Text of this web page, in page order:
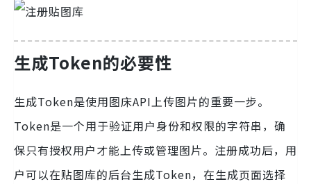
生成Token的必要性
生成Token是使用图床API上传图片的重要一步。
Token是一个用于验证用户身份和权限的字符串，确
保只有授权用户才能上传或管理图片。注册成功后，用
户可以在贴图库的后台生成Token，在生成页面选择